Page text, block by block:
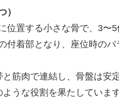
）
位置する小さな骨で、3〜
付着部となり、座位時の
と筋肉で連結し、骨盤は安
ような役割を果たしていま